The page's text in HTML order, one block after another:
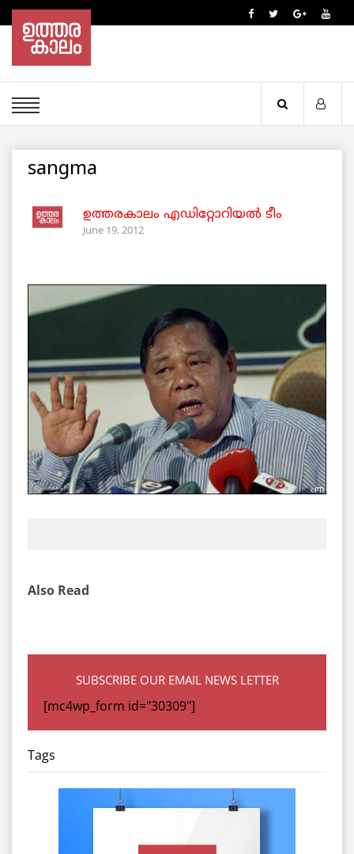
sangma
ഉത്തരകാലം എഡിറ്റോറിയല്‍ ടീം
June 19, 2012
Also Read
SUBSCRIBE OUR EMAIL NEWS LETTER
[mc4wp_form id="30309"]
Tags